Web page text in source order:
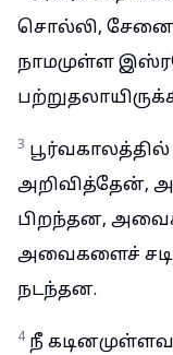
சொல்லி,
நாமமுள்ள
3
அறிவித்தேன்,
பிறந்தன,
அவைகளைச்
நடந்தன.
4 நீ